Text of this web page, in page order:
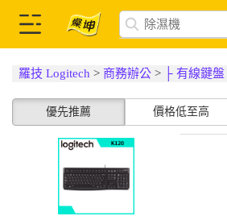
羅技 Logitech > 商務辦公 > ├ 有線鍵盤
優先推薦 價格低至高